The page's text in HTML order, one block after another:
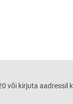
või kirjuta aadressil